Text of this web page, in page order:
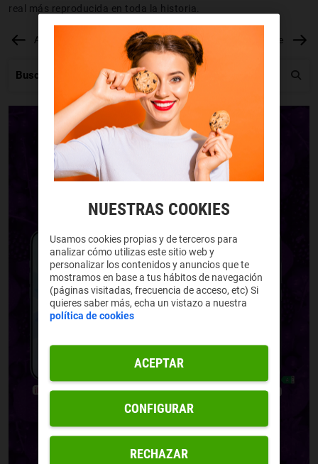
real más reproducida en toda la historia.
Anterior Siguiente
NUESTRAS COOKIES
Usamos cookies propias y de terceros para
analizar cómo utilizas este sitio web y
personalizar los contenidos y anuncios que te
mostramos en base a tus hábitos de navegación
(páginas visitadas, frecuencia de acceso, etc) Si
quieres saber más, echa un vistazo a nuestra
política de cookies
RECHAZAR
ACEPTAR
CONFIGURAR